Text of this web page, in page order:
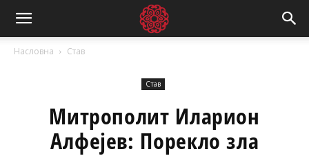
Насловна Став
Став
Митрополит Иларион
Алфејев: Порекло зла